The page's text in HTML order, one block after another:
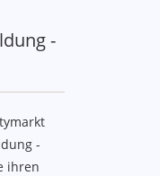
-
-
ihren